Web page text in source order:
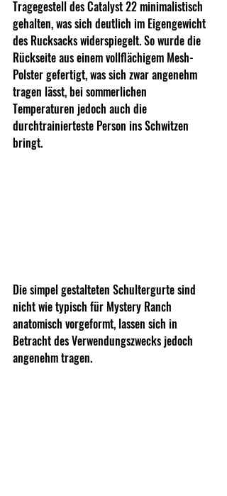
Tragegestell des Catalyst 22 minimalistisch
gehalten, was sich deutlich im Eigengewicht
des Rucksacks widerspiegelt. So wurde die
Rückseite aus einem vollflächigem Mesh-
Polster gefertigt, was sich zwar angenehm
tragen lässt, bei sommerlichen
Temperaturen jedoch auch die
durchtrainierteste Person ins Schwitzen
bringt.
Die simpel gestalteten Schultergurte sind
nicht wie typisch für Mystery Ranch
anatomisch vorgeformt, lassen sich in
Betracht des Verwendungszwecks jedoch
angenehm tragen.